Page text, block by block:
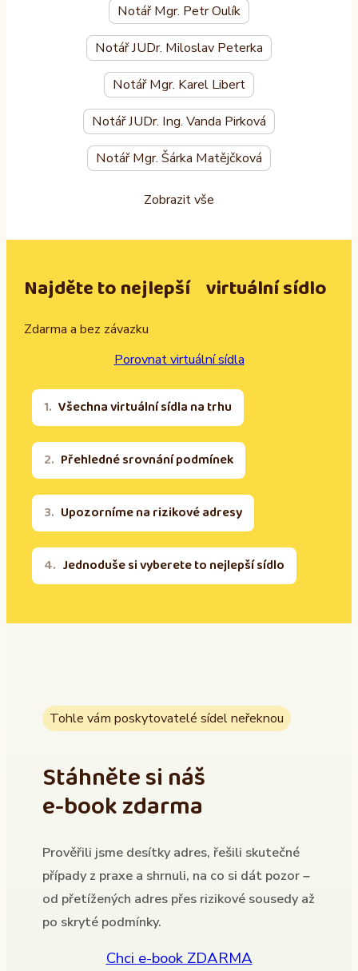
Notář Mgr. Petr Oulík
Notář JUDr. Miloslav Peterka
Notář Mgr. Karel Libert
Notář JUDr. Ing. Vanda Pirková
Notář Mgr. Šárka Matějčková
Zobrazit vše
Najděte to nejlepší virtuální sídlo
Zdarma a bez závazku
Porovnat virtuální sídla
Všechna virtuální sídla na trhu
Přehledné srovnání podmínek
Upozorníme na rizikové adresy
Jednoduše si vyberete to nejlepší sídlo
Tohle vám poskytovatelé sídel neřeknou
Stáhněte si náš
e-book zdarma
Prověřili jsme desítky adres, řešili skutečné
případy z praxe a shrnuli, na co si dát pozor –
od přetížených adres přes rizikové sousedy až
po skryté podmínky.
Chci e-book ZDARMA